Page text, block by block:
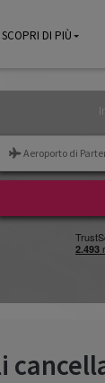
SCOPRI DI PIÙ
SCOPRI DI PIÙ